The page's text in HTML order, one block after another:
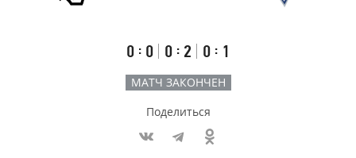
Первый
тайм
0 : 0
Второй
тайм
0 : 2
Третий
тайм
0 : 1
МАТЧ ЗАКОНЧЕН
Поделиться